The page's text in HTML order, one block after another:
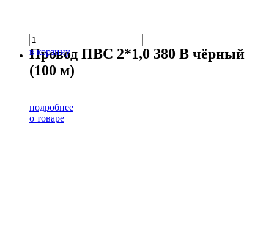
в корзину
Провод ПВС 2*1,0 380 В чёрный
(100 м)
подробнее
о товаре